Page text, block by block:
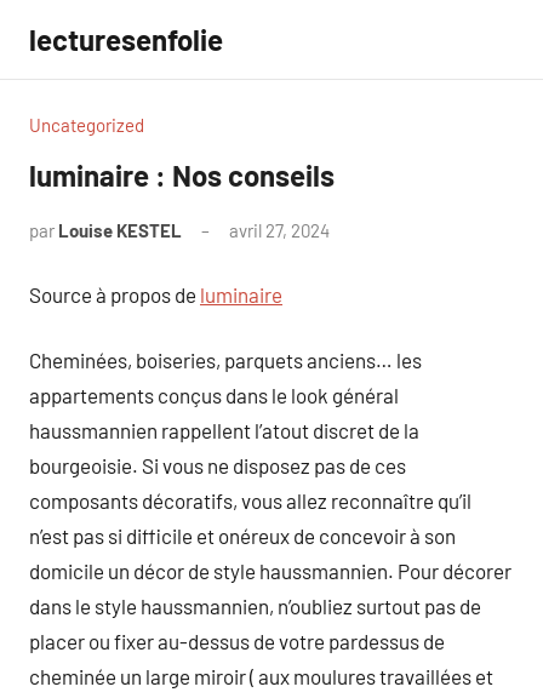
contenu
lecturesenfolie
Uncategorized
luminaire : Nos conseils
par Louise KESTEL avril 27, 2024
Source à propos de luminaire
Cheminées, boiseries, parquets anciens… les
appartements conçus dans le look général
haussmannien rappellent l’atout discret de la
bourgeoisie. Si vous ne disposez pas de ces
composants décoratifs, vous allez reconnaître qu’il
n’est pas si difficile et onéreux de concevoir à son
domicile un décor de style haussmannien. Pour décorer
dans le style haussmannien, n’oubliez surtout pas de
placer ou fixer au-dessus de votre pardessus de
cheminée un large miroir ( aux moulures travaillées et